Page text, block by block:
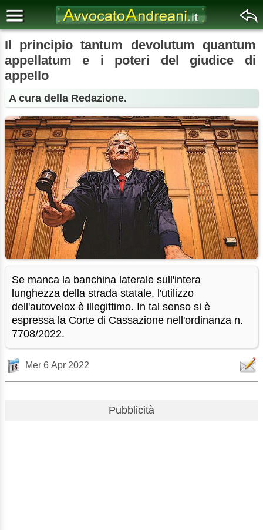
Il principio tantum devolutum quantum
appellatum e i poteri del giudice di
appello
A cura della Redazione.
Se manca la banchina laterale sull'intera
lunghezza della strada statale, l'utilizzo
dell'autovelox è illegittimo. In tal senso si è
espressa la Corte di Cassazione nell'ordinanza n.
7708/2022.
Mer 6 Apr 2022
Pubblicità